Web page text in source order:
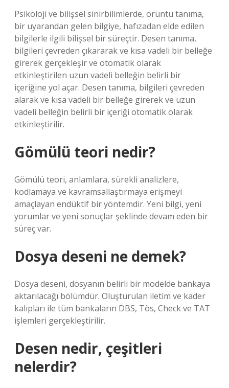
Psikoloji ve bilişsel sinirbilimlerde, örüntü tanıma,
bir uyarandan gelen bilgiye, hafızadan elde edilen
bilgilerle ilgili bilişsel bir süreçtir. Desen tanıma,
bilgileri çevreden çıkararak ve kısa vadeli bir belleğe
girerek gerçekleşir ve otomatik olarak
etkinleştirilen uzun vadeli belleğin belirli bir
içeriğine yol açar. Desen tanıma, bilgileri çevreden
alarak ve kısa vadeli bir belleğe girerek ve uzun
vadeli belleğin belirli bir içeriği otomatik olarak
etkinleştirilir.
Gömülü teori nedir?
Gömülü teori, anlamlara, sürekli analizlere,
kodlamaya ve kavramsallaştırmaya erişmeyi
amaçlayan endüktif bir yöntemdir. Yeni bilgi, yeni
yorumlar ve yeni sonuçlar şeklinde devam eden bir
süreç var.
Dosya deseni ne demek?
Dosya deseni, dosyanın belirli bir modelde bankaya
aktarılacağı bölümdür. Oluşturulan iletim ve kader
kalıpları ile tüm bankaların DBS, Tös, Check ve TAT
işlemleri gerçekleştirilir.
Desen nedir, çeşitleri
nelerdir?